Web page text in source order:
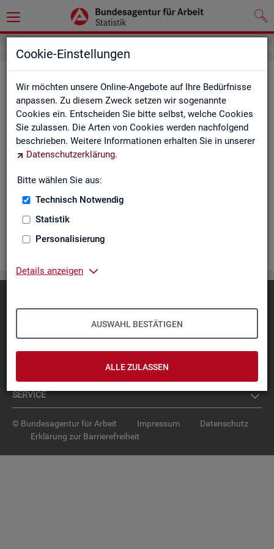
Cookie-Einstellungen
Wir möchten unsere Online-Angebote auf Ihre Bedürfnisse
anpassen. Zu diesem Zweck setzen wir sogenannte
Cookies ein. Entscheiden Sie bitte selbst, welche Cookies
Sie zulassen. Die Arten von Cookies werden nachfolgend
beschrieben. Weitere Informationen erhalten Sie in unserer
Datenschutzerklärung.
Bitte wählen Sie aus:
Technisch Notwendig
Statistik
Personalisierung
Details anzeigen
AUSWAHL BESTÄTIGEN
ALLE ZULASSEN
Ge­mein­de­da­ten der so­zi­al­ver­si­che­
rungs­pflich­tig Be­schäf­tig­ten nach
Wohn- und Ar­beits­ort - Deutsch­
land, Län­der, Krei­se und Ge­mein­den
(Jah­res­zah­len)
Die Ta­bel­len er­schei­nen jähr­lich und ent­hal­ten In­for­ma­tio­nen
über Be­stand, Ar­beits­ort, Wohn­ort, Ge­schlecht, Äl­te­re, Aus­
Be­trie­be / Be­triebs­grö­ße, Pend­ler und wei­te­re Merk­ma­le.
SER­VICE
© Bundesagentur für Arbeit Impressum
Datenschutz
Erklärung zur Barrierefreiheit